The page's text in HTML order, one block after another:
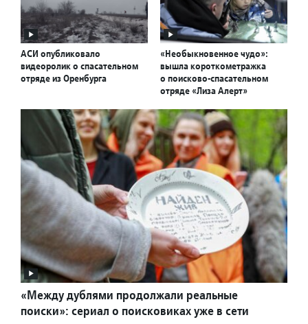
АСИ опубликовало
видеоролик о спасательном
отряде из Оренбурга
«Необыкновенное чудо»:
вышла короткометражка
о поисково-спасательном
отряде «Лиза Алерт»
«Между дублями продолжали реальные
поиски»: сериал о поисковиках уже в сети